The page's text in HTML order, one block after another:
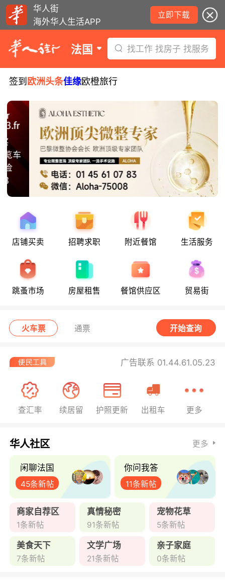
华人街
海外华人生活APP
立即下载
法国 找工作 找房子 找服务
签到 欧洲头条佳缘欧橙旅行
店铺买卖 招聘求职 附近餐馆 生活服务
跳蚤市场 房屋租售 餐馆供应区 贸易街
火车票 通票 开始查询
广告联系 01.44.61.05.23
查汇率 续居留 护照更新 出租车 更多
华人社区 更多
闲聊法国
45条新帖
你问我答
11条新帖
商家自荐区
1条新帖
真情秘密
91条新帖
宠物花草
5条新帖
美食天下
7条新帖
文学广场
21条新帖
亲子家庭
0条新帖